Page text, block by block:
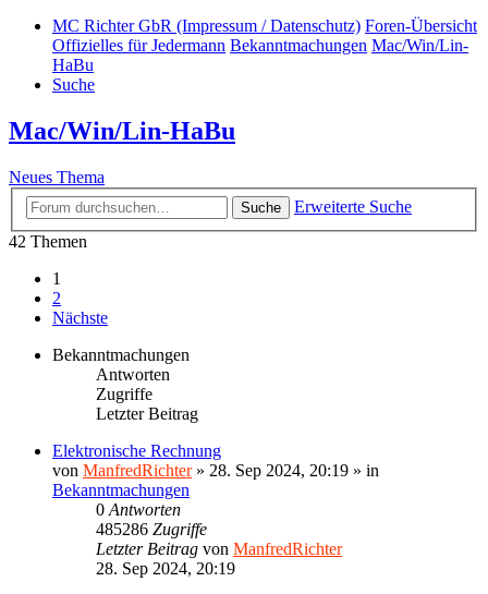
MC Richter GbR (Impressum / Datenschutz) Foren-Übersicht
Offizielles für Jedermann Bekanntmachungen Mac/Win/Lin-
HaBu
Suche
Mac/Win/Lin-HaBu
Neues Thema
Suche
Erweiterte Suche
42 Themen
1
2
Nächste
Bekanntmachungen
Antworten
Zugriffe
Letzter Beitrag
Elektronische Rechnung
von ManfredRichter» 28. Sep 2024, 20:19 » in
Bekanntmachungen
0 Antworten
485286 Zugriffe
Letzter Beitrag von ManfredRichter
28. Sep 2024, 20:19